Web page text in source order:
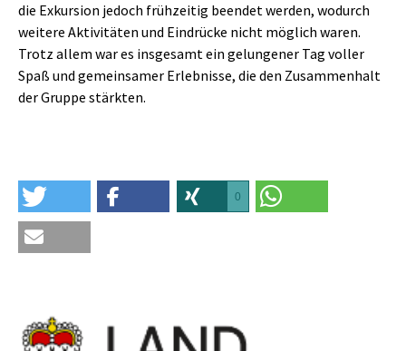
die Exkursion jedoch frühzeitig beendet werden, wodurch
weitere Aktivitäten und Eindrücke nicht möglich waren.
Trotz allem war es insgesamt ein gelungener Tag voller
Spaß und gemeinsamer Erlebnisse, die den Zusammenhalt
der Gruppe stärkten.
0